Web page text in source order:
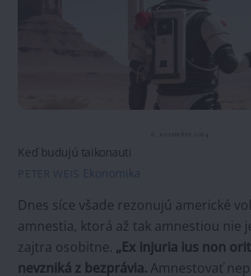
6. novembra 2024
Keď budujú taikonauti
PETER WEIS Ekonomika
Dnes síce všade rezonujú americké
amnestia, ktorá až tak amnestiou nie
zajtra osobitne. „Ex injuria ius non
nevzniká z bezprávia.Amnestovať